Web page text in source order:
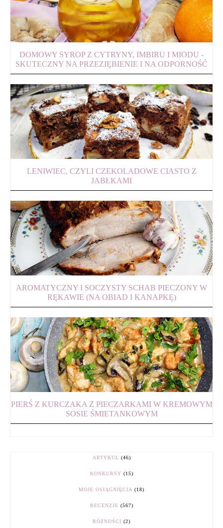
DOMOWY SYROP Z CYTRYNY, IMBIRU I MIODU -
SKUTECZNY NA PRZEZIĘBIENIE I NA ODPORNOŚĆ
LENIWIEC, CZYLI CZEKOLADOWE CIASTO Z
JABŁKAMI
AROMATYCZNY I SOCZYSTY SCHAB PIECZONY W
RĘKAWIE (NA OBIAD I KANAPKĘ)
PIERŚ Z KURCZAKA Z PIECZARKAMI W KREMOWYM
SOSIE ŚMIETANKOWYM
ARTYKUŁ (46)
KONKURSY (15)
MOJE OSIĄGNIĘCIA (18)
RECENZJE (567)
RÓŻNOŚCI (2)